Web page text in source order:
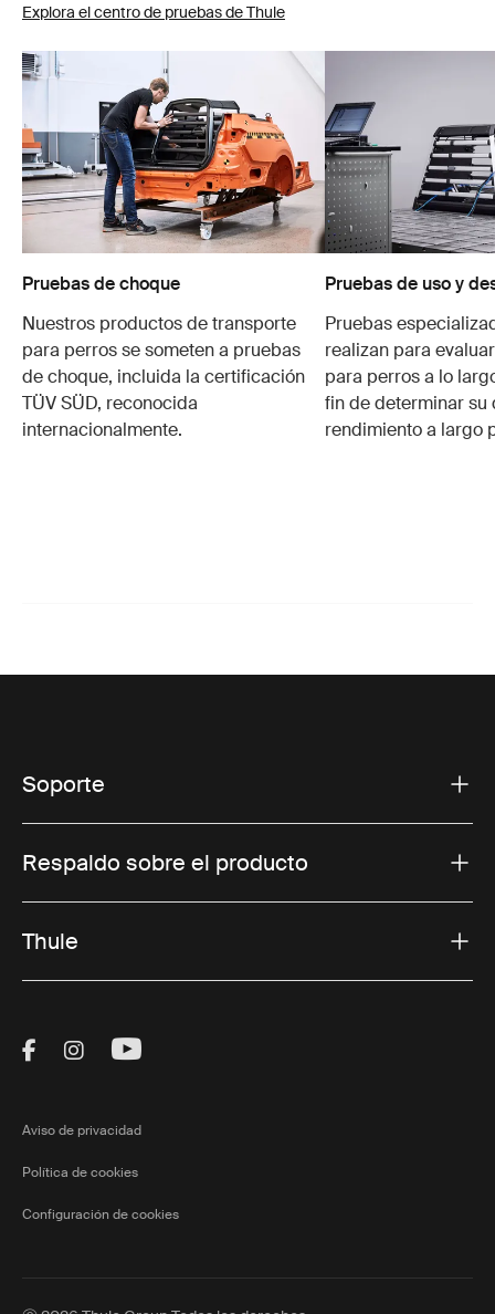
Explora el centro de pruebas de Thule
Pruebas de choque
Nuestros productos de transporte
para perros se someten a pruebas
de choque, incluida la certificación
TÜV SÜD, reconocida
internacionalmente.
Pruebas de uso y
Pruebas
realizan para
para perros a lo
fin de determinar su
rendimiento a largo
Soporte
Respaldo sobre el producto
Thule
Visit Thule on Facebook (external link)
Visit Thule on Instagram (external link)
Visit Thule on Youtube (external
Aviso de privacidad
Política de cookies
Configuración de cookies